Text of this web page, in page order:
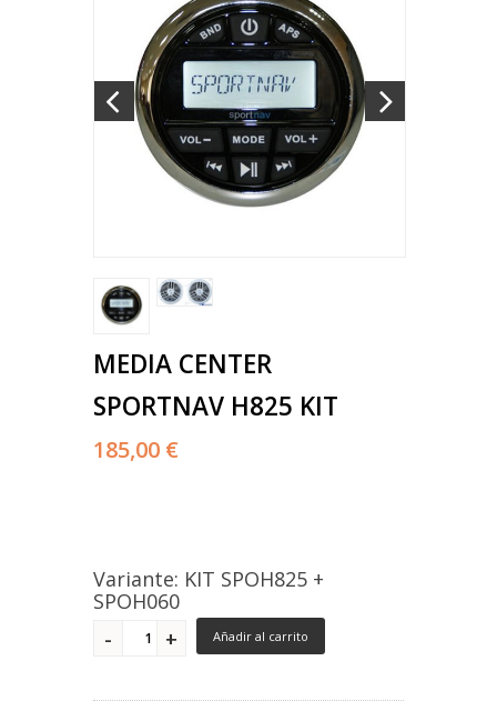
MEDIA CENTER
SPORTNAV H825 KIT
185,00 €
Variante: KIT SPOH825 +
SPOH060
Añadir al carrito